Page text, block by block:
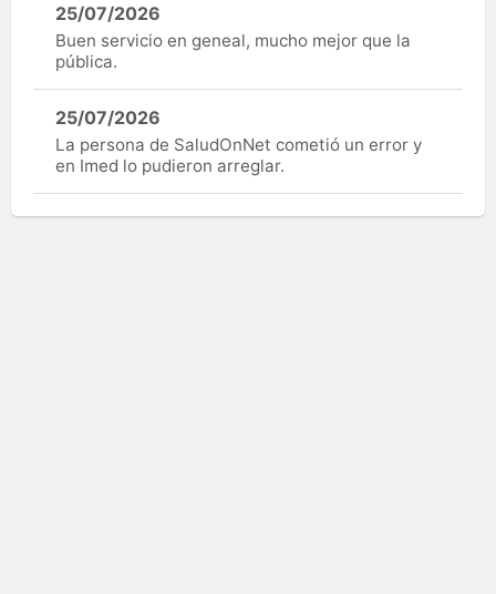
25/07/2026
Buen servicio en geneal, mucho mejor que la
pública.
25/07/2026
La persona de SaludOnNet cometió un error y
en Imed lo pudieron arreglar.